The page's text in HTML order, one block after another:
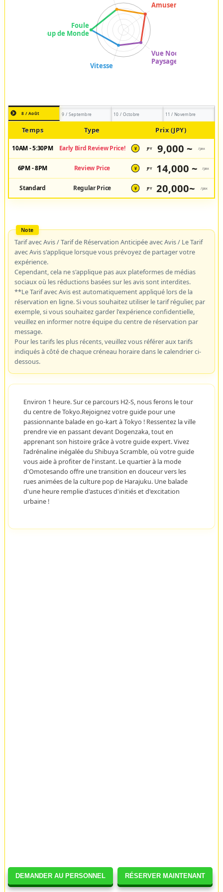
DEMANDER AU PERSONNEL RÉSERVER MAINTENANT
8 / Août 9 / Septembre 10 / Octobre 11 / Novembre
Temps Type Prix (JPY)
10AM - 5:30PM Early Bird Review Price! ¥ JPY 9,000 ~ /pax
6PM - 8PM Review Price ¥ JPY 14,000 ~ /pax
Standard Regular Price ¥ JPY 20,000~ /pax
Tarif avec Avis / Tarif de Réservation Anticipée avec Avis / Le Tarif
avec Avis s'applique lorsque vous prévoyez de partager votre
expérience.
Cependant, cela ne s'applique pas aux plateformes de médias
sociaux où les réductions basées sur les avis sont interdites.
**Le Tarif avec Avis est automatiquement appliqué lors de la
réservation en ligne. Si vous souhaitez utiliser le tarif régulier, par
exemple, si vous souhaitez garder l'expérience confidentielle,
veuillez en informer notre équipe du centre de réservation par
message.
Pour les tarifs les plus récents, veuillez vous référer aux tarifs
indiqués à côté de chaque créneau horaire dans le calendrier ci-
dessous.
Environ 1 heure. Sur ce parcours H2-S, nous ferons le tour
du centre de Tokyo.Rejoignez votre guide pour une
passionnante balade en go-kart à Tokyo ! Ressentez la ville
prendre vie en passant devant Dogenzaka, tout en
apprenant son histoire grâce à votre guide expert. Vivez
l'adrénaline inégalée du Shibuya Scramble, où votre guide
vous aide à profiter de l'instant. Le quartier à la mode
d'Omotesando offre une transition en douceur vers les
rues animées de la culture pop de Harajuku. Une balade
d'une heure remplie d'astuces d'initiés et d'excitation
urbaine !